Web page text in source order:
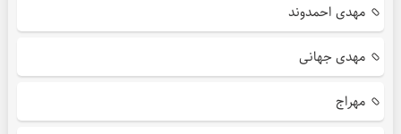
مهدی احمدوند
مهدی جهانی
مهراج